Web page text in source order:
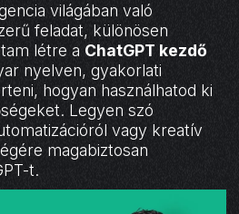
világában való
feladat, különösen
létre a ChatGPT kezdő
nyelven, gyakorlati
hogyan használhatod ki
Legyen szó
vagy kreatív
magabiztosan
t.